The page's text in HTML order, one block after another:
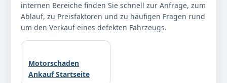
internen Bereiche finden Sie schnell zur Anfrage, zum
Ablauf, zu Preisfaktoren und zu häufigen Fragen rund
um den Verkauf eines defekten Fahrzeugs.
Motorschaden
Ankauf Startseite